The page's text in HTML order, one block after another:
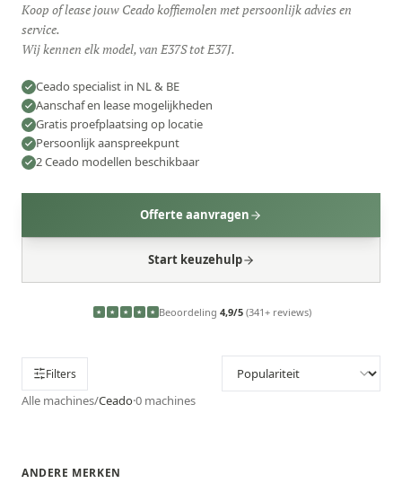
Koop of lease jouw Ceado koffiemolen met persoonlijk advies en
service.
Wij kennen elk model, van E37S tot E37J.
Ceado specialist in NL & BE
Aanschaf en lease mogelijkheden
Gratis proefplaatsing op locatie
Persoonlijk aanspreekpunt
2 Ceado modellen beschikbaar
Offerte aanvragen
Start keuzehulp
★ ★ ★ ★ ★ Beoordeling 4,9/5(341+ reviews)
Filters
Alle machines/Ceado·0 machines
ANDERE MERKEN